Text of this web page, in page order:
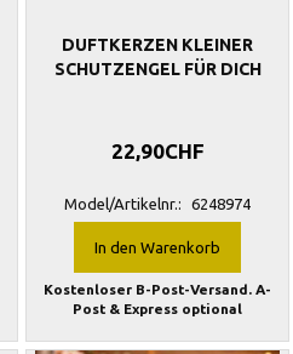
DUFTKERZEN KLEINER
SCHUTZENGEL FÜR DICH
22,90CHF
Model/Artikelnr.: 6248974
In den Warenkorb
Kostenloser B-Post-Versand. A-
Post & Express optional